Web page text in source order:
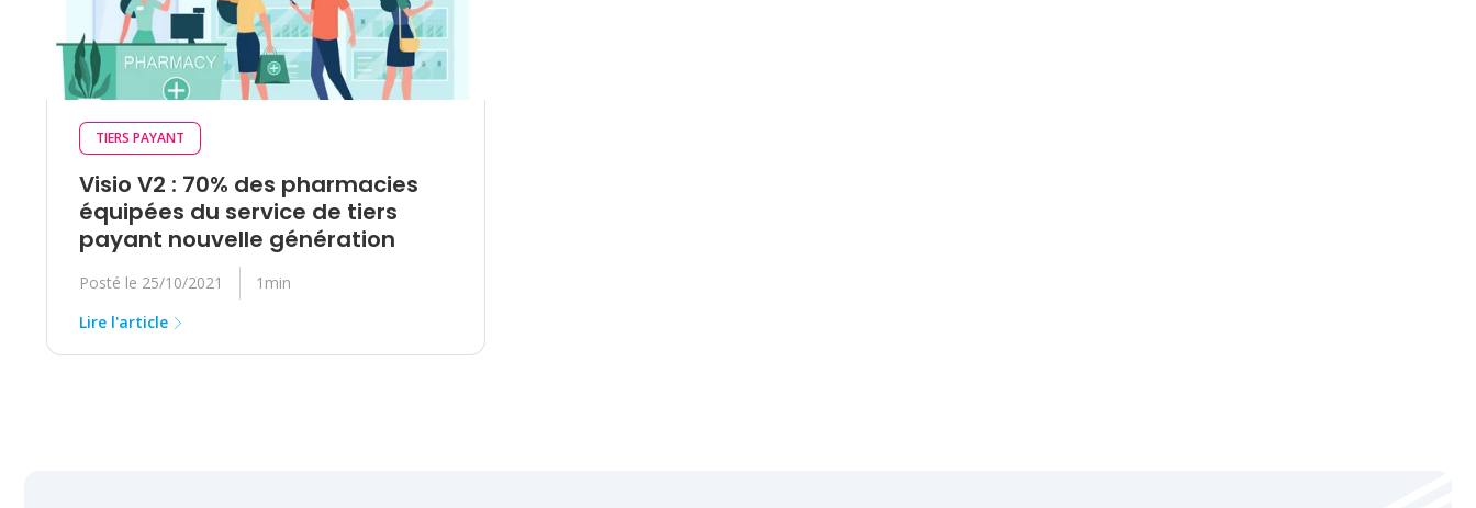
TIERS PAYANT
Visio V2 : 70% des pharmacies
équipées du service de tiers
payant nouvelle génération
Posté le 25/10/2021
1min
Lire l'article